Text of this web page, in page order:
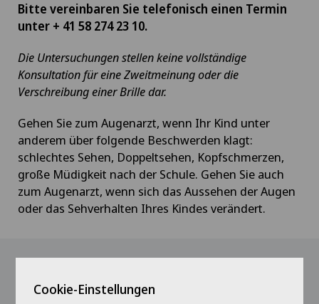
Bitte vereinbaren Sie telefonisch einen Termin
unter + 41 58 274 23 10.
Die Untersuchungen stellen keine vollständige
Konsultation für eine Zweitmeinung oder die
Verschreibung einer Brille dar.
Gehen Sie zum Augenarzt, wenn Ihr Kind unter
anderem über folgende Beschwerden klagt:
schlechtes Sehen, Doppeltsehen, Kopfschmerzen,
große Müdigkeit nach der Schule. Gehen Sie auch
zum Augenarzt, wenn sich das Aussehen der Augen
oder das Sehverhalten Ihres Kindes verändert.
Cookie-Einstellungen